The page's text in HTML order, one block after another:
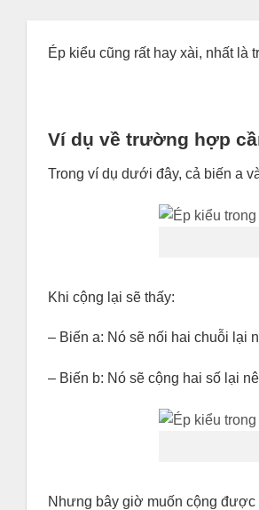
Ép kiểu cũng rất hay xài, nhất là
Ví dụ về trường hợp
Trong ví dụ dưới đây, cả biến a
Khi cộng lại sẽ thấy:
– Biến a: Nó sẽ nối hai chuỗi lại
– Biến b: Nó sẽ cộng hai số lại
Nhưng bây giờ muốn cộng được